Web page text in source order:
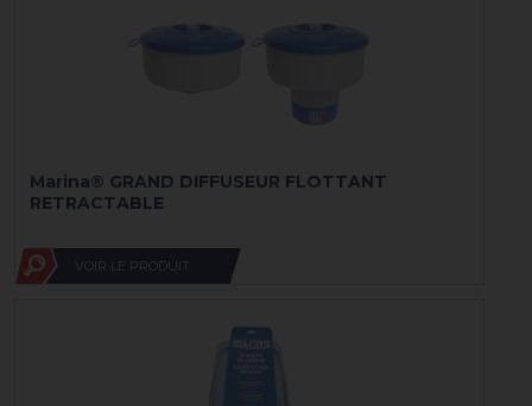
Marina® GRAND DIFFUSEUR FLOTTANT
RETRACTABLE
VOIR LE PRODUIT